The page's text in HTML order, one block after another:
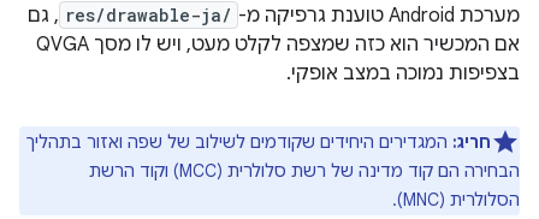
מערכת Android טוענת גרפיקה מ-
res/drawable-ja/ , גם
אם המכשיר הוא כזה שמצפה לקלט מעט, ויש לו מסך QVGA
בצפיפות נמוכה במצב אופקי.
חריג: המגדירים היחידים שקודמים לשילוב של שפה ואזור בתהליך
הבחירה הם קוד מדינה של רשת סלולרית (MCC) וקוד הרשת
הסלולרית (MNC).